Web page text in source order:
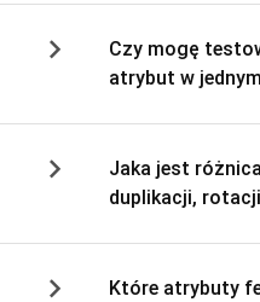
Czy mogę
atrybut w
Jaka jest
duplikacji,
Które atrybuty